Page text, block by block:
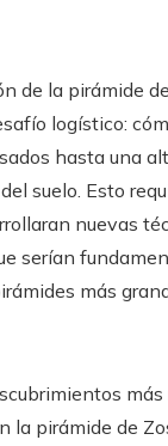
de la pirámide
logístico:
​​hasta una
suelo. Esto
nuevas
serían
más
la pirámide de